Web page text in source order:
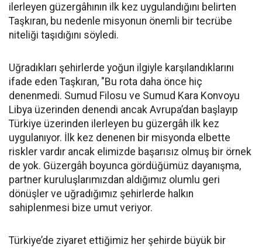
ilerleyen güzergâhının ilk kez uygulandığını belirten
Taşkıran, bu nedenle misyonun önemli bir tecrübe
niteliği taşıdığını söyledi.
Uğradıkları şehirlerde yoğun ilgiyle karşılandıklarını
ifade eden Taşkıran, "Bu rota daha önce hiç
denenmedi. Sumud Filosu ve Sumud Kara Konvoyu
Libya üzerinden denendi ancak Avrupa’dan başlayıp
Türkiye üzerinden ilerleyen bu güzergâh ilk kez
uygulanıyor. İlk kez denenen bir misyonda elbette
riskler vardır ancak elimizde başarısız olmuş bir örnek
de yok. Güzergâh boyunca gördüğümüz dayanışma,
partner kuruluşlarımızdan aldığımız olumlu geri
dönüşler ve uğradığımız şehirlerde halkın
sahiplenmesi bize umut veriyor.
Türkiye’de ziyaret ettiğimiz her şehirde büyük bir